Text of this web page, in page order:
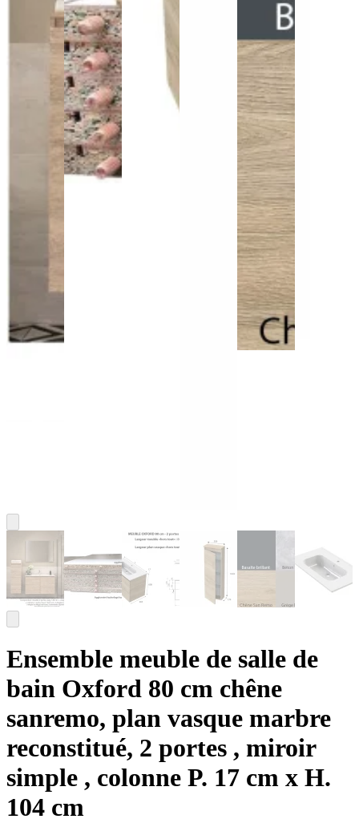
Ensemble meuble de salle de
bain Oxford 80 cm chêne
sanremo, plan vasque marbre
reconstitué, 2 portes , miroir
simple , colonne P. 17 cm x H.
104 cm